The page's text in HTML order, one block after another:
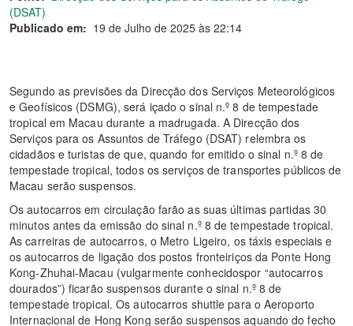
(DSAT)
Publicado em: 19 de Julho de 2025 às 22:14
Segundo as previsões da Direcção dos Serviços Meteorológicos
e Geofísicos (DSMG), será içado o sinal n.º 8 de tempestade
tropical em Macau durante a madrugada. A Direcção dos
Serviços para os Assuntos de Tráfego (DSAT) relembra os
cidadãos e turistas de que, quando for emitido o sinal n.º 8 de
tempestade tropical, todos os serviços de transportes públicos de
Macau serão suspensos.
Os autocarros em circulação farão as suas últimas partidas 30
minutos antes da emissão do sinal n.º 8 de tempestade tropical.
As carreiras de autocarros, o Metro Ligeiro, os táxis especiais e
os autocarros de ligação dos postos fronteiriços da Ponte Hong
Kong-Zhuhai-Macau (vulgarmente conhecidospor “autocarros
dourados”) ficarão suspensos durante o sinal n.º 8 de
tempestade tropical. Os autocarros shuttle para o Aeroporto
Internacional de Hong Kong serão suspensos aquando do fecho